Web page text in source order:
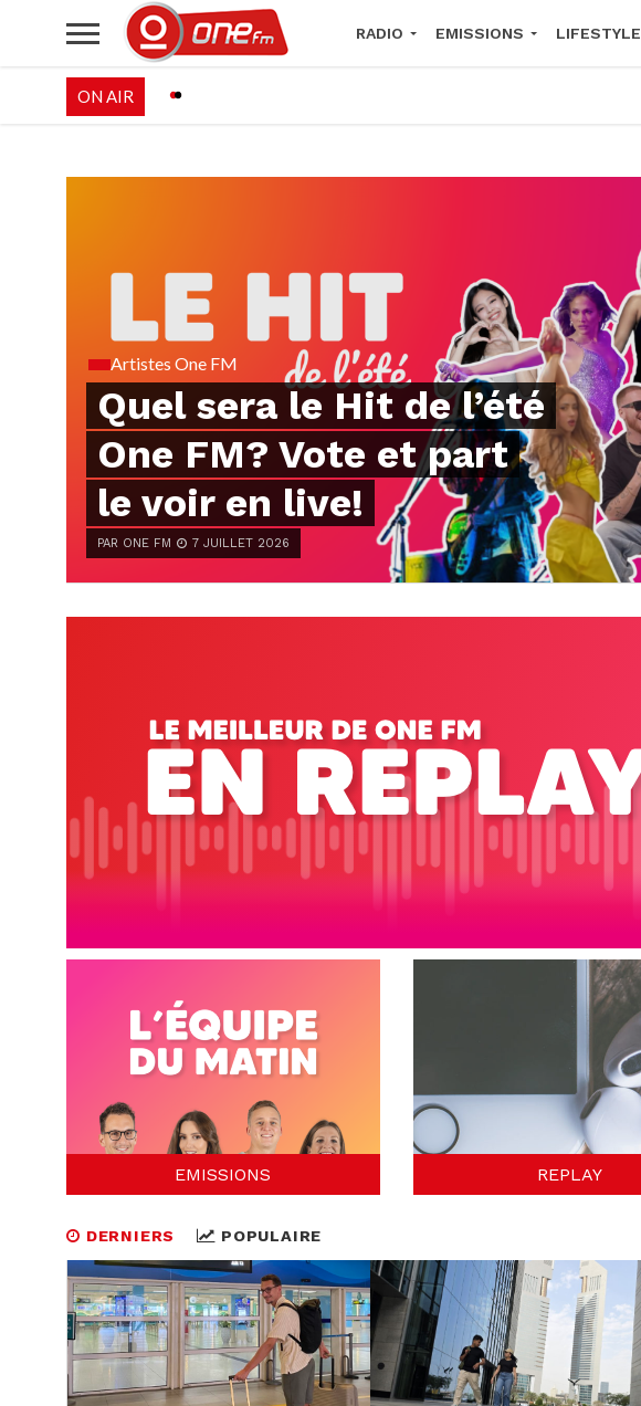
RADIO EMISSIONS LIFESTYLE
ON AIR
Artistes One FM
Quel sera le Hit de l’été
One FM? Vote et part
le voir en live!
PAR ONE FM 7 JUILLET 2026
EMISSIONS REPLAY
DERNIERS POPULAIRE